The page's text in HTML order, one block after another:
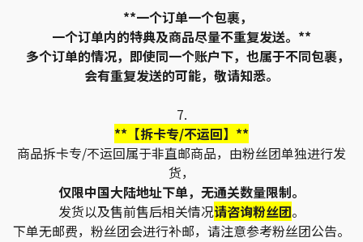
**一个订单一个包裹，
一个订单内的特典及商品尽量不重复发送。**
多个订单的情况，即使同一个账户下，也属于不同包裹，
会有重复发送的可能，敬请知悉。
7.
**【拆卡专/不运回】**
商品拆卡专/不运回属于非直邮商品，由粉丝团单独进行发
货，
仅限中国大陆地址下单，无通关数量限制。
发货以及售前售后相关情况请咨询粉丝团。
下单无邮费，粉丝团会进行补邮，请注意参考粉丝团公告。